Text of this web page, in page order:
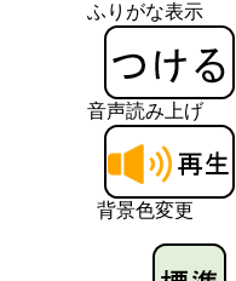
ふりがな表示
音声読み上げ
背景色変更